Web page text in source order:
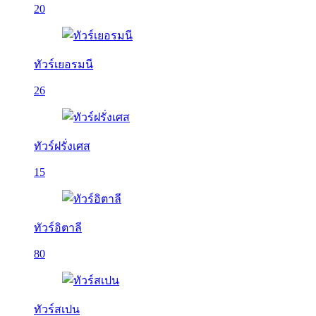
20
ทัวร์เยอรมนี
26
ทัวร์ฝรั่งเศส
15
ทัวร์อิตาลี
80
ทัวร์สเปน